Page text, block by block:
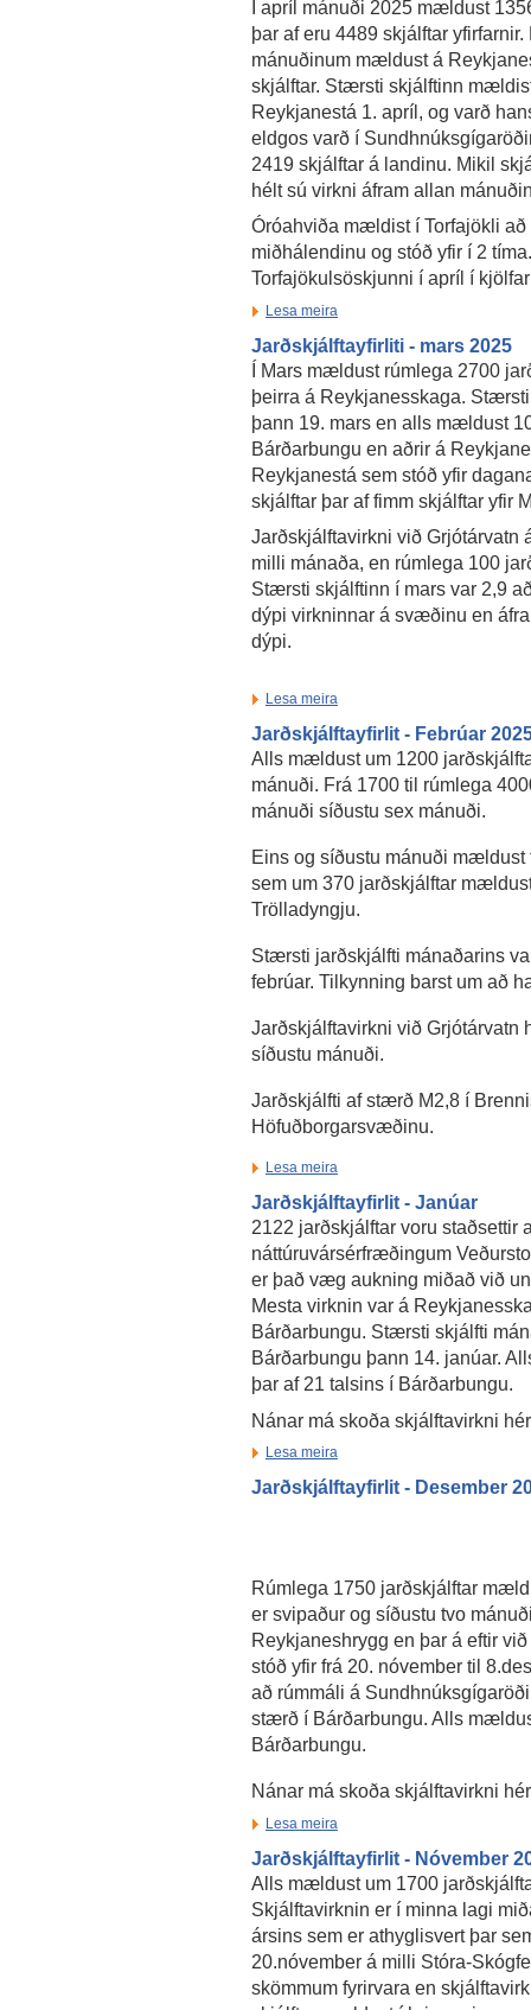
Í apríl mánuði 2025 mældust
þar af eru 4489 skjálftar
mánuðinum mældust á
skjálftar. Stærsti skjálftinn
Reykjanestá 1. apríl, og varð
eldgos varð í
2419 skjálftar á landinu. Mikil
hélt sú virkni áfram allan
Óróahviða mældist í Torfajökli
miðhálendinu og stóð yfir í 2
Torfajökulsöskjunni í apríl í
Lesa meira
Jarðskjálftayfirliti - mars 2025
Í Mars mældust rúmlega 2700
þeirra á Reykjanesskaga.
þann 19. mars en alls mældust
Bárðarbungu en aðrir á
Reykjanestá sem stóð yfir
skjálftar þar af fimm skjálftar yfir
Jarðskjálftavirkni við Grjótárvatn
milli mánaða, en rúmlega 100
Stærsti skjálftinn í mars var 2,9
dýpi virkninnar á svæðinu en
dýpi.
Lesa meira
Jarðskjálftayfirlit - Febrúar
Alls mældust um 1200
mánuði. Frá 1700 til rúmlega
mánuði síðustu sex mánuði.
Eins og síðustu mánuði
sem um 370 jarðskjálftar
Trölladyngju.
Stærsti jarðskjálfti mánaðarins
febrúar. Tilkynning barst um að
Jarðskjálftavirkni við Grjótárvatn
síðustu mánuði.
Jarðskjálfti af stærð M2,8 í
Höfuðborgarsvæðinu.
Lesa meira
Jarðskjálftayfirlit - Janúar
2122 jarðskjálftar voru staðsettir
náttúruvársérfræðingum
er það væg aukning miðað við
Mesta virknin var á
Bárðarbungu. Stærsti skjálfti
Bárðarbungu þann 14. janúar.
þar af 21 talsins í Bárðarbungu.
Nánar má skoða skjálftavirkni
Lesa meira
Jarðskjálftayfirlit - Desember
Rúmlega 1750 jarðskjálftar
er svipaður og síðustu tvo
Reykjaneshrygg en þar á eftir
stóð yfir frá 20. nóvember til
að rúmmáli á
stærð í Bárðarbungu. Alls
Bárðarbungu.
Nánar má skoða skjálftavirkni
Lesa meira
Jarðskjálftayfirlit - Nóvember
Alls mældust um 1700
Skjálftavirknin er í minna lagi
ársins sem er athyglisvert þar
20.nóvember á milli Stóra-
skömmum fyrirvara en